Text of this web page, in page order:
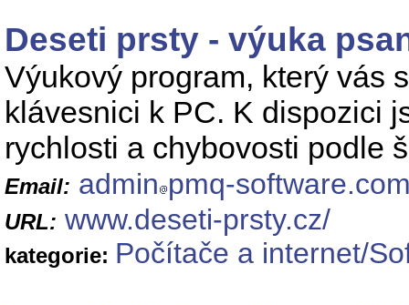
Deseti prsty - výuka
Výukový program, který vás
klávesnici k PC. K dispozici
rychlosti a chybovosti podle
Email: admin pmq-
URL: www.deseti-prsty.cz/
kategorie: Počítače a internet/